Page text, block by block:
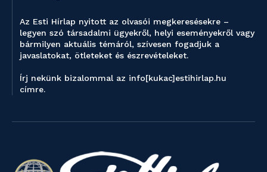
Az Esti Hírlap nyitott az olvasói megkeresésekre –
legyen szó társadalmi ügyekről, helyi eseményekről vagy
bármilyen aktuális témáról, szívesen fogadjuk a
javaslatokat, ötleteket és észrevételeket.
Írj nekünk bizalommal az info[kukac]estihirlap.hu
címre.